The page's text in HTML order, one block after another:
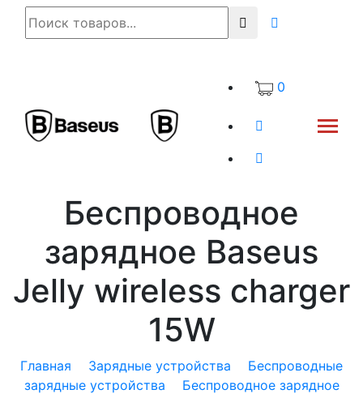
0
Беспроводное
зарядное Baseus
Jelly wireless charger
15W
Главная Зарядные устройства
Беспроводные
зарядные устройства
Беспроводное зарядное